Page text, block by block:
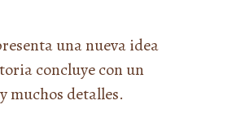
una nueva idea
concluye con un
muchos detalles.